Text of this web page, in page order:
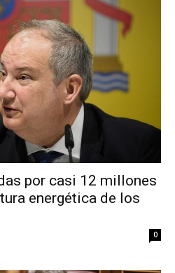
por casi 12 millones
energética de los
0